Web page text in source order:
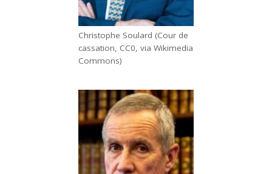
Christophe Soulard (Cour de
cassation, CC0, via Wikimedia
Commons)